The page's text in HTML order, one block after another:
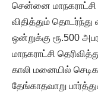
சென்னை மாநகராட்சி
விதித்தும் தொடர்ந்து
ஒன்றுக்கு ரூ.500
மாநகராட்சி
காலி மனையில்
தேங்காதவாறு